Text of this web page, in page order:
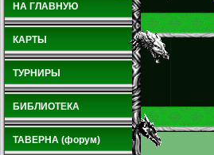
НА ГЛАВНУЮ
КАРТЫ
ТУРНИРЫ
БИБЛИОТЕКА
ТАВЕРНА (форум)